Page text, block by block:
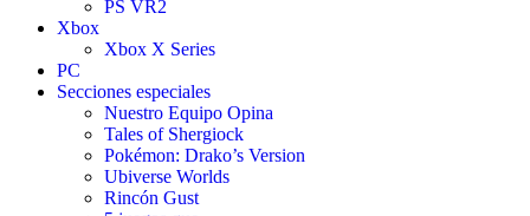
PS VR2
Xbox
Xbox X Series
PC
Secciones especiales
Nuestro Equipo Opina
Tales of Shergiock
Pokémon: Drako’s Version
Ubiverse Worlds
Rincón Gust